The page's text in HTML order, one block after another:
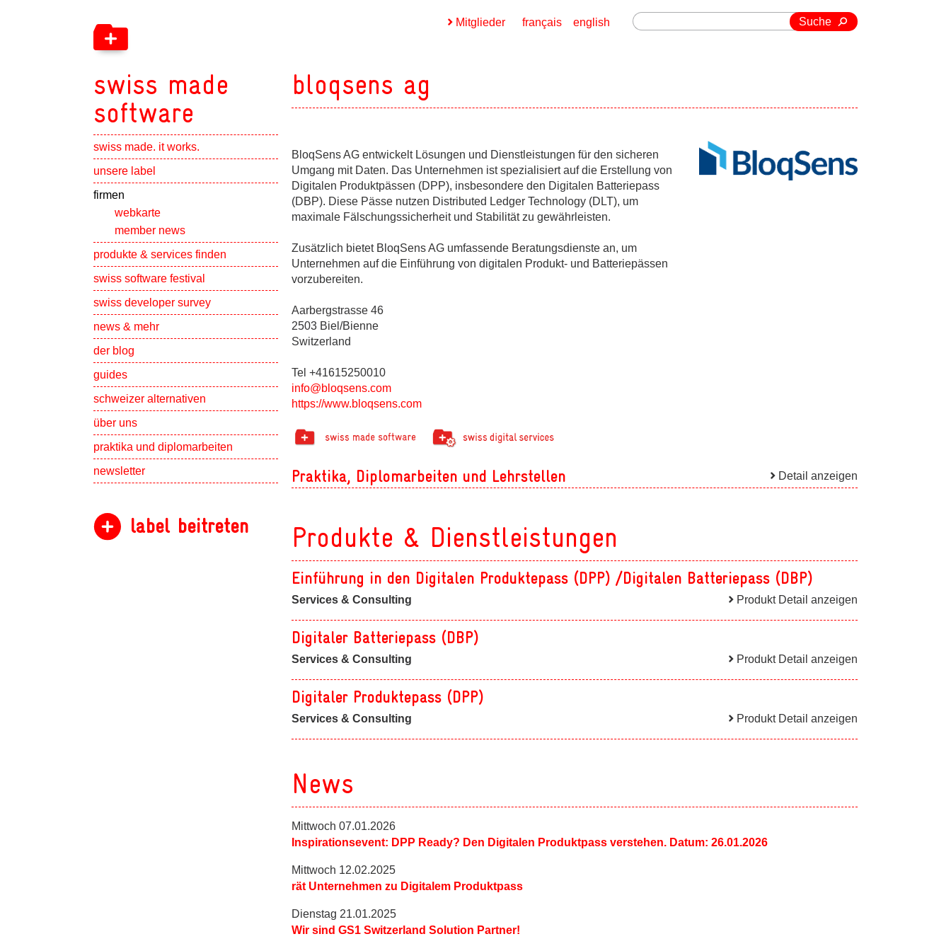
swiss made
software
swiss made. it works.
unsere label
Show subpages
firmen Show subpages
webkarte
member news
produkte & services finden
Show subpages
swiss software festival
swiss developer survey
news & mehr Show subpages
der blog
guides
schweizer alternativen
über uns
praktika und diplomarbeiten Show subpages
newsletter
label beitreten
Suche
english
français
Mitglieder
bloqsens ag
BloqSens AG entwickelt Lösungen und Dienstleistungen für den sicheren
Umgang mit Daten. Das Unternehmen ist spezialisiert auf die Erstellung von
Digitalen Produktpässen (DPP), insbesondere den Digitalen Batteriepass
(DBP). Diese Pässe nutzen Distributed Ledger Technology (DLT), um
maximale Fälschungssicherheit und Stabilität zu gewährleisten.
Zusätzlich bietet BloqSens AG umfassende Beratungsdienste an, um
Unternehmen auf die Einführung von digitalen Produkt- und Batteriepässen
vorzubereiten.
Aarbergstrasse 46
2503 Biel/Bienne
Switzerland
Tel +41615250010
info@bloqsens.com
https://www.bloqsens.com
Praktika, Diplomarbeiten und Lehrstellen Detail anzeigen
Produkte & Dienstleistungen
Einführung in den Digitalen Produktepass (DPP) /Digitalen Batteriepass (DBP)
Services & Consulting Produkt Detail anzeigen
Digitaler Batteriepass (DBP)
Services & Consulting Produkt Detail anzeigen
Digitaler Produktepass (DPP)
Services & Consulting Produkt Detail anzeigen
News
Mittwoch 07.01.2026
Inspirationsevent: DPP Ready? Den Digitalen Produktpass verstehen. Datum: 26.01.2026
Mittwoch 12.02.2025
rät Unternehmen zu Digitalem Produktpass
Dienstag 21.01.2025
Wir sind GS1 Switzerland Solution Partner!